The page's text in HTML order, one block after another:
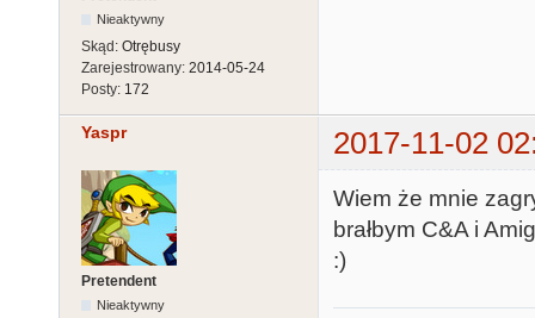
Nieaktywny
Skąd: Otrębusy
Zarejestrowany: 2014-05-24
Posty: 172
Yaspr 2017-11-02
Pretendent
Nieaktywny
Wiem że mnie
brałbym C&A i
:)